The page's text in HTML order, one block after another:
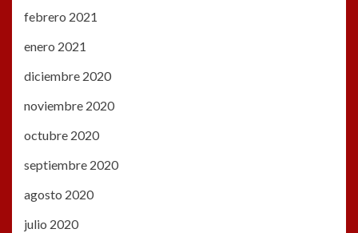
febrero 2021
enero 2021
diciembre 2020
noviembre 2020
octubre 2020
septiembre 2020
agosto 2020
julio 2020